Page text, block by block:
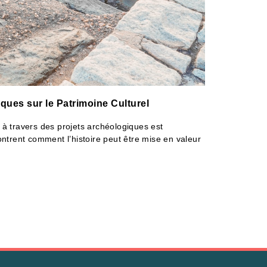
sur le Patrimoine Culturel
travers des projets archéologiques est
comment l’histoire peut être mise en valeur